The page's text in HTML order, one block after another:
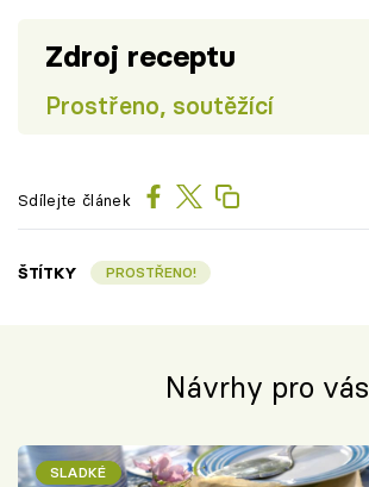
Zdroj receptu
Prostřeno, soutěžící
Sdílejte článek
ŠTÍTKY PROSTŘENO!
Návrhy pro vás
SLADKÉ